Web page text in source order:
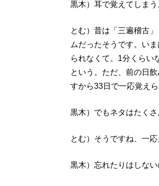
黒木）耳で覚えてしまう
とむ）昔は「三遍稽古
ムだったそうです。い
られなくて。1分くらい
という。ただ、前の日
すから33日で一応覚えら
黒木）でもネタはたく
とむ）そうですね、一応
黒木）忘れたりはしない